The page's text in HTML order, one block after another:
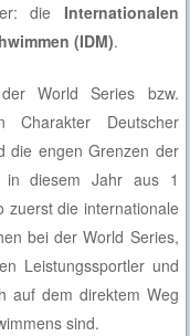
die Internationalen
(IDM).
World Series bzw.
Charakter Deutscher
die engen Grenzen der
in diesem Jahr aus 1
zuerst die internationale
bei der World Series,
Leistungssportler und
auf dem direktem Weg
sind.